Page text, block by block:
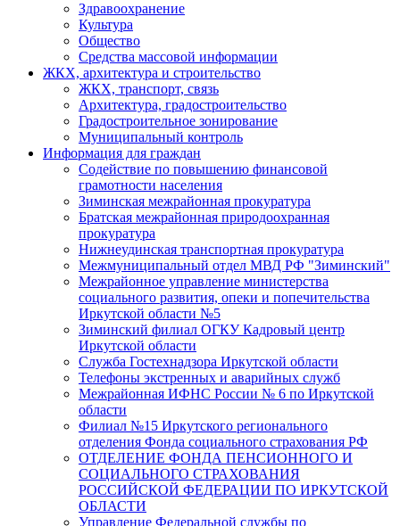
Здравоохранение
Культура
Общество
Средства массовой информации
ЖКХ, архитектура и строительство
ЖКХ, транспорт, связь
Архитектура, градостроительство
Градостроительное зонирование
Муниципальный контроль
Информация для граждан
Содействие по повышению финансовой
грамотности населения
Зиминская межрайонная прокуратура
Братская межрайонная природоохранная
прокуратура
Нижнеудинская транспортная прокуратура
Межмуниципальный отдел МВД РФ "Зиминский"
Межрайонное управление министерства
социального развития, опеки и попечительства
Иркутской области №5
Зиминский филиал ОГКУ Кадровый центр
Иркутской области
Служба Гостехнадзора Иркутской области
Телефоны экстренных и аварийных служб
Межрайонная ИФНС России № 6 по Иркутской
области
Филиал №15 Иркутского регионального
отделения Фонда социального страхования РФ
ОТДЕЛЕНИЕ ФОНДА ПЕНСИОННОГО И
СОЦИАЛЬНОГО СТРАХОВАНИЯ
РОССИЙСКОЙ ФЕДЕРАЦИИ ПО ИРКУТСКОЙ
ОБЛАСТИ
Управление Федеральной службы по